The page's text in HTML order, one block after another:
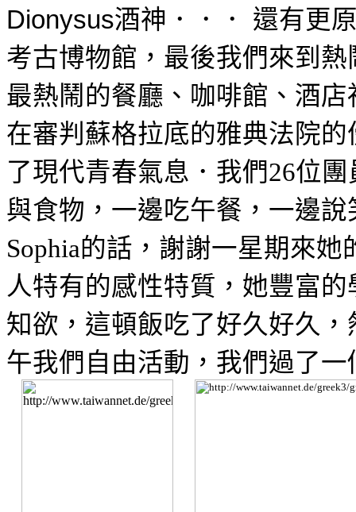
Dionysus酒神．．． 還有更
考古博物館， 最後我們來到
最熱鬧的餐廳 、咖啡館、酒
在審判蘇格拉底的雅典法院
了現代青春氣息．我們26位
與食物，一邊吃午餐，一邊
Sophia的話，謝謝一星期來
人特有的感性特質，她豐富
知欲，這頓飯吃了好久好久
午我們自由活動，我們過了